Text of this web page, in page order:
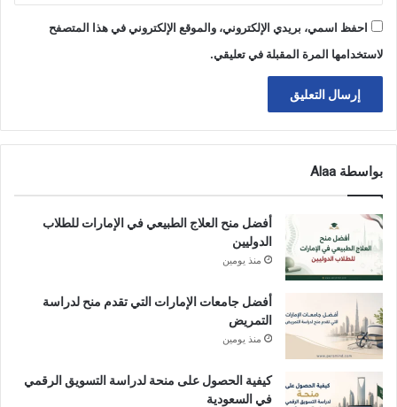
احفظ اسمي، بريدي الإلكتروني، والموقع الإلكتروني في هذا المتصفح
لاستخدامها المرة المقبلة في تعليقي.
بواسطة Alaa
أفضل منح العلاج الطبيعي في الإمارات للطلاب
الدوليين
منذ يومين
أفضل جامعات الإمارات التي تقدم منح لدراسة
التمريض
منذ يومين
كيفية الحصول على منحة لدراسة التسويق الرقمي
في السعودية